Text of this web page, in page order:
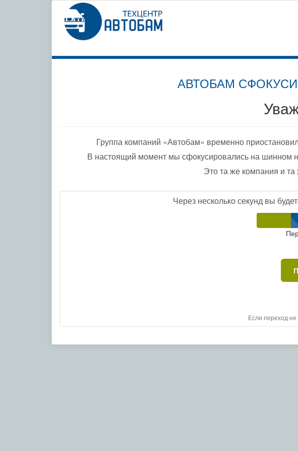
АВТОБАМ
Группа компаний «Автобам» временно
В настоящий момент мы сфокусировались на шинном
Это та же компания и
Через несколько секунд вы
Если переход